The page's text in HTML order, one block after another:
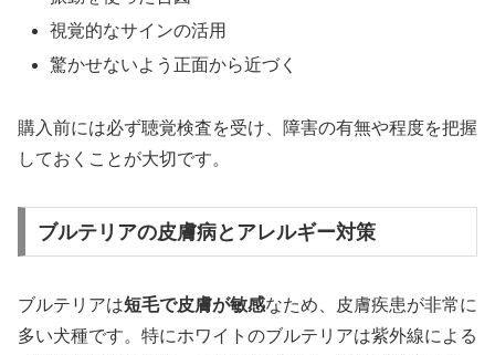
視覚的なサインの活用
驚かせないよう正面から近づく
購入前には必ず聴覚検査を受け、障害の有無や程度を把握
しておくことが大切です。
ブルテリアの皮膚病とアレルギー対策
ブルテリアは短毛で皮膚が敏感なため、皮膚疾患が非常に
多い犬種です。特にホワイトのブルテリアは紫外線による